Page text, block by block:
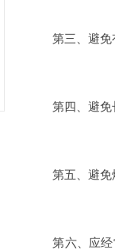
第三、避免有
第四、避免
第五、避免烟
第六、应经常